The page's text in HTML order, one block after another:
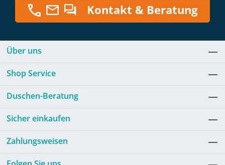
Kontakt & Beratung
Über uns
Shop Service
Duschen-Beratung
Sicher einkaufen
Zahlungsweisen